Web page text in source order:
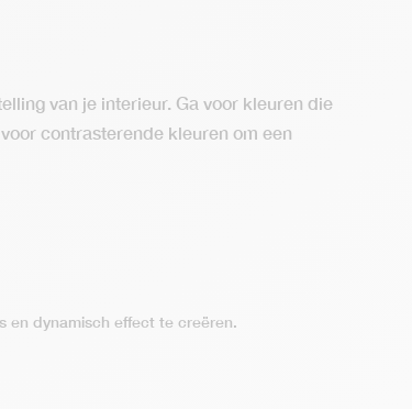
van je interieur. Ga voor kleuren die
contrasterende kleuren om een
en dynamisch effect te creëren.